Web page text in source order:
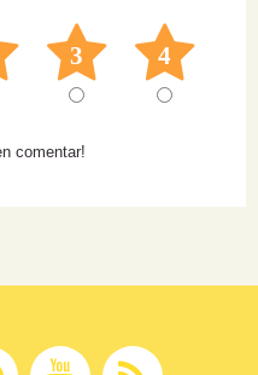
3 4
comentar!